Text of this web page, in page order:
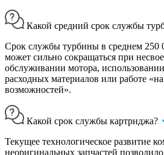
Какой средний срок службы
Срок службы турбины в среднем 250
может сильно сокращаться при
обслуживании мотора,
расходных материалов или работе
возможностей».
Какой срок службы картриджа?
Текущее технологическое развитие
неоригинальных запчастей